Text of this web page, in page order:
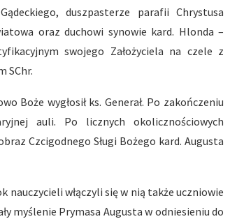
duszpasterze parafii Chrystusa
oraz duchowi synowie kard. Hlonda –
swojego Założyciela na czele z
SChr.
Boże wygłosił ks. Generał. Po zakończeniu
auli. Po licznych okolicznościowych
Czcigodnego Sługi Bożego kard. Augusta
nauczycieli włączyli się w nią także uczniowie
myślenie Prymasa Augusta w odniesieniu do